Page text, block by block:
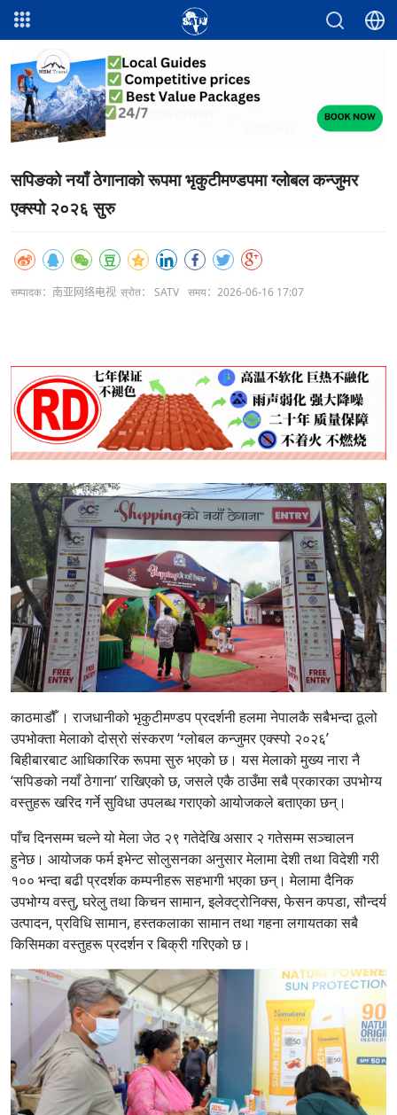
सपिङको नयाँ ठेगानाको रूपमा भृकुटीमण्डपमा ग्लोबल कन्जुमर
एक्स्पो २०२६ सुरु
सम्पादक：南亚网络电视 स्रोत： SATV समय：2026-06-16 17:07
काठमाडौँ । राजधानीको भृकुटीमण्डप प्रदर्शनी हलमा नेपालकै सबैभन्दा ठूलो
उपभोक्ता मेलाको दोस्रो संस्करण ‘ग्लोबल कन्जुमर एक्स्पो २०२६’
बिहीबारबाट आधिकारिक रूपमा सुरु भएको छ। यस मेलाको मुख्य नारा नै
‘सपिङको नयाँ ठेगाना’ राखिएको छ, जसले एकै ठाउँमा सबै प्रकारका उपभोग्य
वस्तुहरू खरिद गर्ने सुविधा उपलब्ध गराएको आयोजकले बताएका छन्।
पाँच दिनसम्म चल्ने यो मेला जेठ २९ गतेदेखि असार २ गतेसम्म सञ्चालन
हुनेछ। आयोजक फर्म इभेन्ट सोलुसनका अनुसार मेलामा देशी तथा विदेशी गरी
१०० भन्दा बढी प्रदर्शक कम्पनीहरू सहभागी भएका छन्। मेलामा दैनिक
उपभोग्य वस्तु, घरेलु तथा किचन सामान, इलेक्ट्रोनिक्स, फेसन कपडा, सौन्दर्य
उत्पादन, प्रविधि सामान, हस्तकलाका सामान तथा गहना लगायतका सबै
किसिमका वस्तुहरू प्रदर्शन र बिक्री गरिएको छ।